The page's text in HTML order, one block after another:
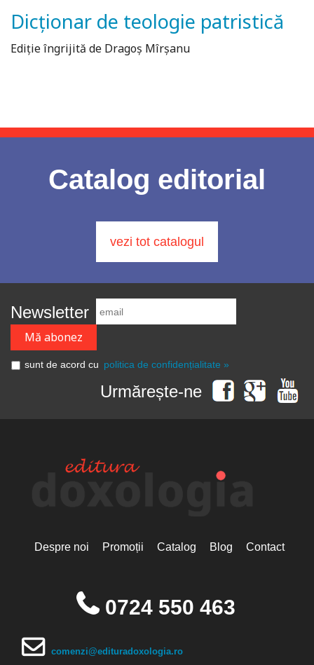
Dicționar de teologie patristică
Ediție îngrijită de Dragoș Mîrșanu
Catalog editorial
vezi tot catalogul
Newsletter
sunt de acord cu politica de confidențialitate »
Urmărește-ne
Despre noi Promoții Catalog Blog Contact
0724 550 463
comenzi@edituradoxologia.ro